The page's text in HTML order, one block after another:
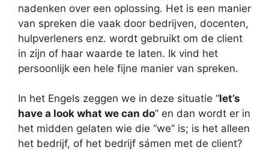
nadenken over een oplossing. Het is een manier
van spreken die vaak door bedrijven, docenten,
hulpverleners enz. wordt gebruikt om de client
in zijn of haar waarde te laten. Ik vind het
persoonlijk een hele fijne manier van spreken.
In het Engels zeggen we in deze situatie “let’s
have a look what we can do” en dan wordt er in
het midden gelaten wie die “we” is; is het alleen
het bedrijf, of het bedrijf sámen met de client?